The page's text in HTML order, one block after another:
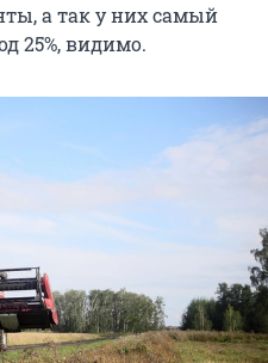
а так у них самый
25%, видимо.